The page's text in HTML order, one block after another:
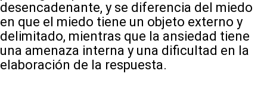
desencadenante, y se diferencia del miedo
en que el miedo tiene un objeto externo y
delimitado, mientras que la ansiedad tiene
una amenaza interna y una dificultad en la
elaboración de la respuesta.